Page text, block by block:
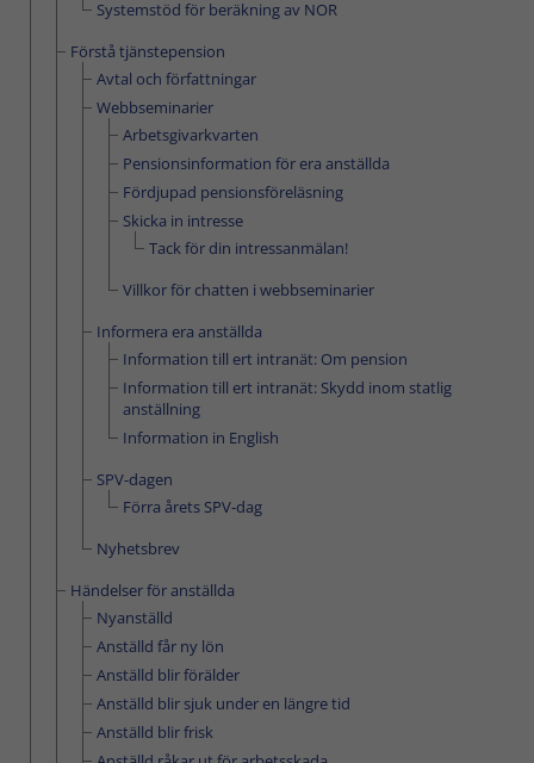
Systemstöd för beräkning av NOR
Förstå tjänstepension
Avtal och författningar
Webbseminarier
Arbetsgivarkvarten
Pensionsinformation för era anställda
Fördjupad pensionsföreläsning
Skicka in intresse
Tack för din intressanmälan!
Villkor för chatten i webbseminarier
Informera era anställda
Information till ert intranät: Om pension
Information till ert intranät: Skydd inom statlig
anställning
Information in English
SPV-dagen
Förra årets SPV-dag
Nyhetsbrev
Händelser för anställda
Nyanställd
Anställd får ny lön
Anställd blir förälder
Anställd blir sjuk under en längre tid
Anställd blir frisk